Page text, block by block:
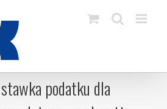
podatku dla